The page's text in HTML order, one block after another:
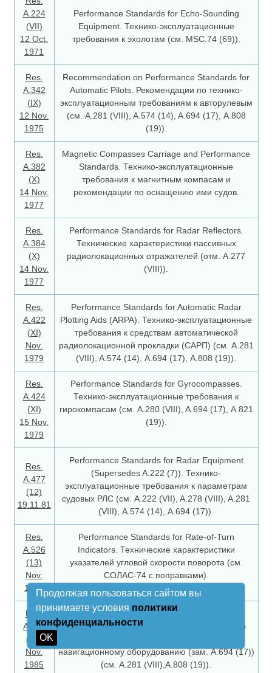
A.224
(VII)
12 Oct.
1971
Performance Standards for Echo-Sounding
Equipment. Технико-эксплуатационные
требования к эхолотам (см. MSC.74 (69)).
Res.
A.342
(IX)
12 Nov.
1975
Recommendation on Performance Standards for
Automatic Pilots. Рекомендации по технико-
эксплуатационным требованиям к авторулевым
(см. A.281 (VIII), A.574 (14), A.694 (17), А.808
(19)).
Res.
A.382
(X)
14 Nov.
1977
Magnetic Compasses Carriage and Performance
Standards. Технико-эксплуатационные
требования к магнитным компасам и
рекомендации по оснащению ими судов.
Res.
A.384
(X)
14 Nov.
1977
Performance Standards for Radar Reflectors.
Технические характеристики пассивных
радиолокационных отражателей (отм. A.277
(VIII)).
Res.
A.422
(XI)
Nov.
1979
Performance Standards for Automatic Radar
Plotting Aids (ARPA). Технико-эксплуатационные
требования к средствам автоматической
радиолокационной прокладки (САРП) (см. A.281
(VIII), A.574 (14), А.694 (17), А.808 (19)).
Res.
A.424
(XI)
15 Nov.
1979
Performance Standards for Gyrocompasses.
Технико-эксплуатационные требования к
гирокомпасам (см. A.280 (VIII), A.694 (17), А.821
(19)).
Res.
А.477
(12)
19.11.81
Performance Standards for Radar Equipment
(Supersedes A.222 (7)). Технико-
эксплуатационные требования к параметрам
судовых РЛС (см. A.222 (VII), A.278 (VIII), A.281
(VIII), А.574 (14), А.694 (17)).
Res.
A.526
(13)
Nov.
1983
Performance Standards for Rate-of-Turn
Indicators. Технические характеристики
указателей угловой скорости поворота (см.
СОЛАС-74 с поправками).
Res.
A.574
(14)
Nov.
1985
Recommendation on general requirements for
electronic navigational aids. Рекомендация по
навигационному оборудованию (зам. А.694 (17))
(см. A.281 (VIII),A.808 (19)).
Продолжая пользоваться сайтом вы
принимаете условия политики
конфиденциальности
OK